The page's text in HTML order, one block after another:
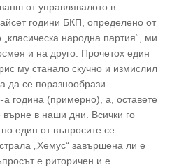
от управлявалото в
години БКП, определено от
народна партия“, ми
и на друго. Прочетох един
му станало скучно и измислил
да се поразнообрази.
година (примерно), а, оставете
върне в наши дни. Всички го
един от въпросите се
„Хемус“ завършена ли е
е риторичен и е